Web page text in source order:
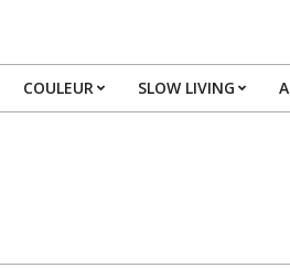
Primary
COULEUR SLOW LIVING